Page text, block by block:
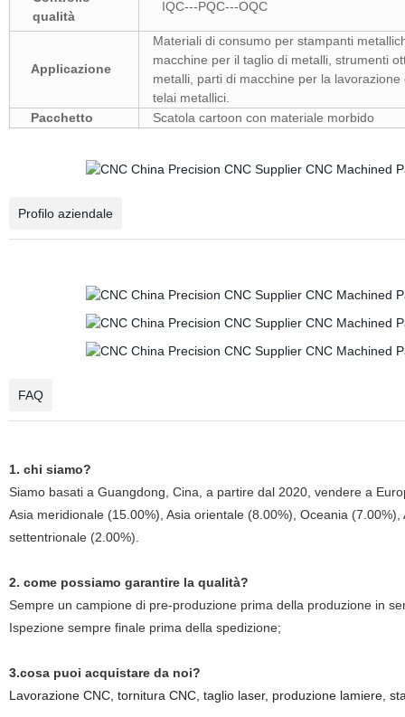
qualità
IQC---PQC---OQC
Applicazione
Materiali di consumo per stampanti
macchine per il taglio di metalli, strumenti
metalli, parti di macchine per la
telai metallici.
Pacchetto
Scatola cartoon con materiale morbido
Profilo aziendale
FAQ
1. chi siamo?
Siamo basati a Guangdong, Cina, a partire dal 2020, vendere a
Asia meridionale (15.00%), Asia orientale (8.00%), Oceania
settentrionale (2.00%).
2. come possiamo garantire la qualità?
Sempre un campione di pre-produzione prima della produzione in
Ispezione sempre finale prima della spedizione;
3.cosa puoi acquistare da noi?
Lavorazione CNC, tornitura CNC, taglio laser, produzione lamiere,